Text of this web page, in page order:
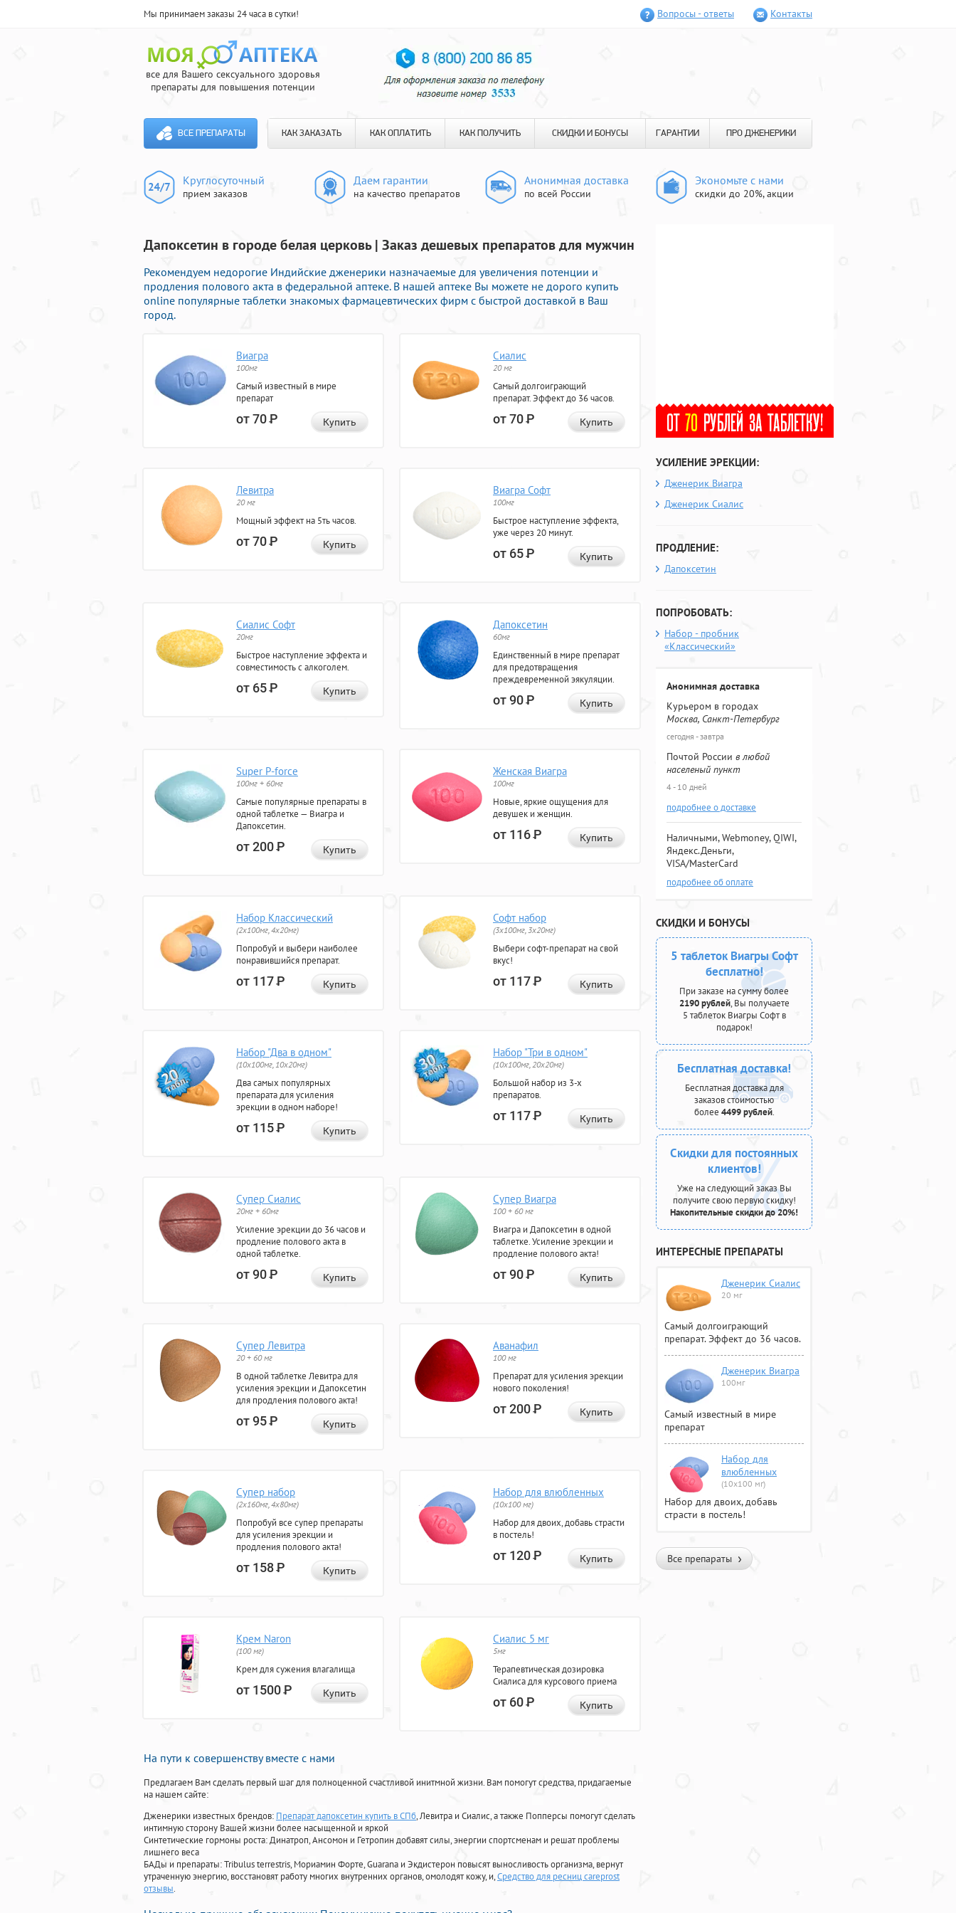
Мы принимаем заказы 24 часа в сутки! Вопросы - ответы Контакты
все для Вашего сексуального здоровья
препараты для повышения потенции
ВСЕ ПРЕПАРАТЫ КАК ЗАКАЗАТЬ КАК ОПЛАТИТЬ КАК ПОЛУЧИТЬ СКИДКИ И БОНУСЫ ГАРАНТИИ ПРО ДЖЕНЕРИКИ
Круглосуточный
прием заказов
Даем гарантии
на качество препаратов
Анонимная доставка
по всей России
Экономьте с нами
скидки до 20%, акции
Дапоксетин в городе белая церковь | Заказ дешевых препаратов для мужчин
Рекомендуем недорогие Индийские дженерики назначаемые для увеличения потенции и
продления полового акта в федеральной аптеке. В нашей аптеке Вы можете не дорого купить
online популярные таблетки знакомых фармацевтических фирм с быстрой доставкой в Ваш
город.
Виагра
100мг
Самый известный в мире
препарат
от 70Р Купить
Сиалис
20 мг
Самый долгоиграющий
препарат. Эффект до 36 часов.
от 70Р Купить
Левитра
20 мг
Мощный эффект на 5ть часов.
от 70Р Купить
Виагра Софт
100мг
Быстрое наступление эффекта,
уже через 20 минут.
от 65Р Купить
Сиалис Софт
20мг
Быстрое наступление эффекта и
совместимость с алкоголем.
от 65Р Купить
Дапоксетин
60мг
Единственный в мире препарат
для предотвращения
преждевременной эякуляции.
от 90Р Купить
Super P-force
100мг + 60мг
Самые популярные препараты в
одной таблетке — Виагра и
Дапоксетин.
от 200Р Купить
Женская Виагра
100мг
Новые, яркие ощущения для
девушек и женщин.
от 116Р Купить
Набор Классический
(2x100мг, 4x20мг)
Попробуй и выбери наиболее
понравившийся препарат.
от 117Р Купить
Софт набор
(3x100мг, 3x20мг)
Выбери софт-препарат на свой
вкус!
от 117Р Купить
Набор "Два в одном"
(10x100мг, 10x20мг)
Два самых популярных
препарата для усиления
эрекции в одном наборе!
от 115Р Купить
Набор "Три в одном"
(10x100мг, 20x20мг)
Большой набор из 3-х
препаратов.
от 117Р Купить
Супер Сиалис
20мг + 60мг
Усиление эрекции до 36 часов и
продление полового акта в
одной таблетке.
от 90Р Купить
Супер Виагра
100 + 60 мг
Виагра и Дапоксетин в одной
таблетке. Усиление эрекции и
продление полового акта!
от 90Р Купить
Супер Левитра
20 + 60 мг
В одной таблетке Левитра для
усиления эрекции и Дапоксетин
для продления полового акта!
от 95Р Купить
Аванафил
100 мг
Препарат для усиления эрекции
нового поколения!
от 200Р Купить
Супер набор
(2х160мг, 4х80мг)
Попробуй все супер препараты
для усиления эрекции и
продления полового акта!
от 158Р Купить
Набор для влюбленных
(10х100 мг)
Набор для двоих, добавь страсти
в постель!
от 120Р Купить
Крем Naron
(100 мг)
Крем для сужения влагалища
от 1500Р Купить
Сиалис 5 мг
5мг
Терапевтическая дозировка
Сиалиса для курсового приема
от 60Р Купить
На пути к совершенству вместе с нами
Предлагаем Вам сделать первый шаг для полноценной счастливой инитмной жизни. Вам помогут средства, придагаемые
на нашем сайте:
Дженерики известных брендов: Препарат дапоксетин купить в СПб, Левитра и Сиалис, а также Попперсы помогут сделать
интимную сторону Вашей жизни более насыщенной и яркой
Синтетические гормоны роста: Динатроп, Ансомон и Гетропин добавят силы, энергии спортсменам и решат проблемы
лишнего веса
БАДы и препараты:Tribulus terrestris, Мориамин Форте, Guarana и Экдистерон повысят выносливость организма, вернут
утраченную энергию, восстановят работу многих внутренних органов, омолодят кожу, и,Средство для ресниц careprost
отзывы.
УСИЛЕНИЕ ЭРЕКЦИИ:
Дженерик Виагра
Дженерик Сиалис
ПРОДЛЕНИЕ:
Дапоксетин
ПОПРОБОВАТЬ:
Набор - пробник
«Классический»
Анонимная доставка
Курьером в городах
Москва, Санкт-Петербург
сегодня - завтра
Почтой России в любой
населеный пункт
4 - 10 дней
подробнее о доставке
Наличными, Webmoney, QIWI,
Яндекс.Деньги,
VISA/MasterCard
подробнее об оплате
СКИДКИ И БОНУСЫ
5 таблеток Виагры Софт
бесплатно!
При заказе на сумму более
2190 рублей, Вы получаете
5 таблеток Виагры Софт в
подарок!
Бесплатная доставка!
Бесплатная доставка для
заказов стоимостью
более 4499 рублей.
Скидки для постоянных
клиентов!
Уже на следующий заказ Вы
получите свою первую скидку!
Накопительные скидки до 20%!
ИНТЕРЕСНЫЕ ПРЕПАРАТЫ
Дженерик Сиалис
20 мг
Самый долгоиграющий
препарат. Эффект до 36 часов.
Дженерик Виагра
100мг
Самый известный в мире
препарат
Набор для
влюбленных
(10х100 мг)
Набор для двоих, добавь
страсти в постель!
Все препараты